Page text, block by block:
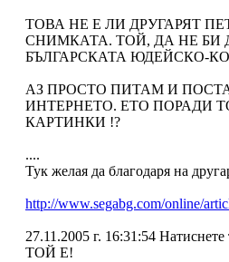
ТОВА НЕ Е ЛИ ДРУГАРЯТ
СНИМКАТА. ТОЙ, ДА НЕ БИ
БЪЛГАРСКАТА ЮДЕЙСКО-
АЗ ПРОСТО ПИТАМ И
ИНТЕРНЕТО. ЕТО ПОРАДИ
КАРТИНКИ !?
....
Тук желая да благодаря на
http://www.segabg.com/online/
27.11.2005 г. 16:31:54 Натиснете
TOЙ Е!